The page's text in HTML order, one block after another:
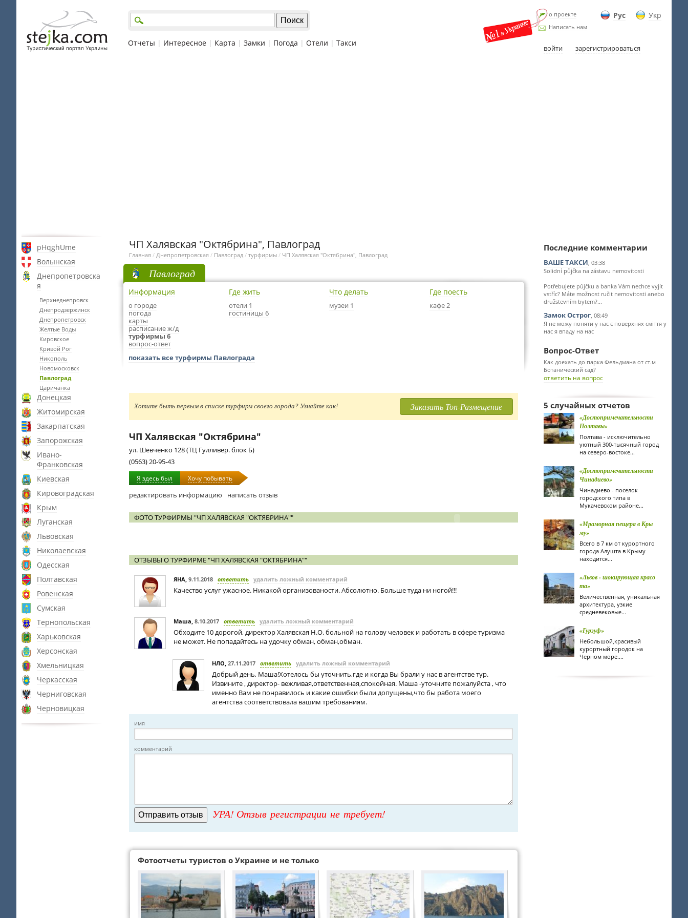
Рус Укр
о проекте
Написать нам
войти зарегистрироваться
Отчеты | Интересное | Карта | Замки | Погода | Отели | Такси
pHqghUme
Волынская
Днепропетровска
я
Верхнеднепровск
Днепродзержинск
Днепропетровск
Желтые Воды
Кировское
Кривой Рог
Никополь
Новомосковск
Павлоград
Царичанка
Донецкая
Житомирская
Закарпатская
Запорожская
Ивано-
Франковская
Киевская
Кировоградская
Крым
Луганская
Львовская
Николаевская
Одесская
Полтавская
Ровенская
Сумская
Тернопольская
Харьковская
Херсонская
Хмельницкая
Черкасская
Черниговская
Черновицкая
ЧП Халявская "Октябрина", Павлоград
Главная / Днепропетровская / Павлоград / турфирмы / ЧП Халявская "Октябрина", Павлоград
Павлоград
Информация
о городе
погода
карты
расписание ж/д
турфирмы 6
вопрос-ответ
Где жить
отели 1
гостиницы 6
Что делать
музеи 1
Где поесть
кафе 2
показать все турфирмы Павлограда
Хотите быть первым в списке турфирм своего города? Узнайте как! Заказать Топ-Размещение
ЧП Халявская "Октябрина"
ул. Шевченко 128 (ТЦ Гулливер. блок Б)
(0563) 20-95-43
Я здесь был Хочу побывать
редактировать информацию написать отзыв
ФОТО ТУРФИРМЫ "ЧП ХАЛЯВСКАЯ "ОКТЯБРИНА""
ОТЗЫВЫ О ТУРФИРМЕ "ЧП ХАЛЯВСКАЯ "ОКТЯБРИНА""
ЯНА, 9.11.2018 ответить удалить ложный комментарий
Качество услуг ужасное. Никакой организованости. Абсолютно. Больше туда ни ногой!!!
Маша, 8.10.2017 ответить удалить ложный комментарий
Обходите 10 дорогой, директор Халявская Н.О. больной на голову человек и работать в сфере туризма
не может. Не попадайтесь на удочку обман, обман,обман.
НЛО, 27.11.2017 ответить удалить ложный комментарий
Добрый день, Маша!Хотелось бы уточнить,где и когда Вы брали у нас в агентстве тур.
Извините , директор- вежливая,ответственная,спокойная. Маша -уточните пожалуйста , что
именно Вам не понравилось и какие ошибки были допущены,что бы работа моего
агентства соответствовала вашим требованиям.
имя
комментарий
УРА! Отзыв регистрации не требует!
Фотоотчеты туристов о Украине и не только
Последние комментарии
ВАШЕ ТАКСИ, 03:38
Solidní půjčka na zástavu nemovitosti
Potřebujete půjčku a banka Vám nechce vyjít
vstříc? Máte možnost ručit nemovitosti anebo
družstevním bytem?...
Замок Острог, 08:49
Я не можу поняти у нас є поверхнях сміття у
нас я впаду на нас
Вопрос-Ответ
Как доехать до парка Фельдмана от ст.м
Ботанический сад?
ответить на вопрос
5 случайных отчетов
«Достопримечательности
Полтавы»
Полтава - исключительно
уютный 300-тысячный город
на северо-востоке...
«Достопримечательности
Чинадиево»
Чинадиево - поселок
городского типа в
Мукачевском районе...
«Мраморная пещера в Кры
му»
Всего в 7 км от курортного
города Алушта в Крыму
находится...
«Львов - шокирующая красо
та»
Величественная, уникальная
архитектура, узкие
средневековые...
«Гурзуф»
Небольшой,красивый
курортный городок на
Черном море....